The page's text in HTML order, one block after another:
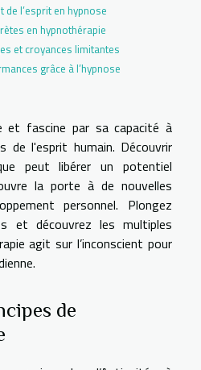
de l’esprit en hypnose
en hypnothérapie
et croyances limitantes
grâce à l’hypnose
et fascine par sa capacité à
de l'esprit humain. Découvrir
peut libérer un potentiel
la porte à de nouvelles
personnel. Plongez
et découvrez les multiples
agit sur l’inconscient pour
de